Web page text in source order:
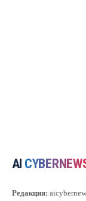
AI
Редакция: